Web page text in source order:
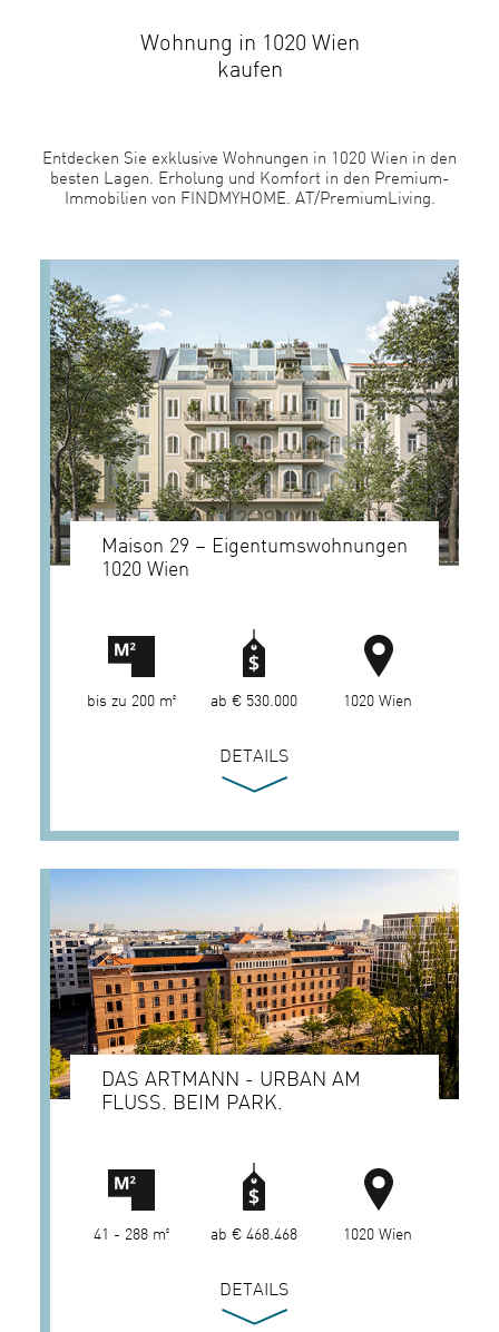
Wohnung in 1020 Wien
kaufen
Entdecken Sie exklusive Wohnungen in 1020 Wien in den
besten Lagen. Erholung und Komfort in den Premium-
Immobilien von FINDMYHOME. AT/PremiumLiving.
Maison 29 – Eigentumswohnungen
1020 Wien
bis zu 200 m² ab € 530.000 1020 Wien
DETAILS
DAS ARTMANN - URBAN AM
FLUSS. BEIM PARK.
41 - 288 m² ab € 468.468 1020 Wien
DETAILS